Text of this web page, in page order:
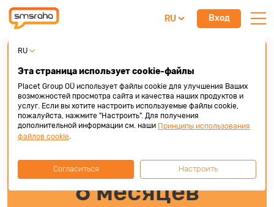
RU Вход
Кредит на здоровье
До 10 000 € под низкий процент
1 000 €
500 € 10000 €
6 месяцев
RU
Эта страница использует cookie-файлы
Placet Group OÜ использует файлы cookie для улучшения Ваших
возможностей просмотра сайта и качества наших продуктов и
услуг. Если вы хотите настроить используемые файлы cookie,
пожалуйста, нажмите "Настроить". Для получения
дополнительной информации см. наши Принципы использования
файлов cookie
Согласиться Настроить